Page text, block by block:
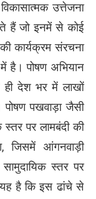
उत्तेजना
हैं जो इनमें से कोई
कार्यक्रम संरचना
है। पोषण अभियान
देश भर में लाखों
पखवाड़ा जैसी
स्तर पर लामबंदी की
जिसमें आंगनवाड़ी
स्तर पर
है कि इस ढांचे से